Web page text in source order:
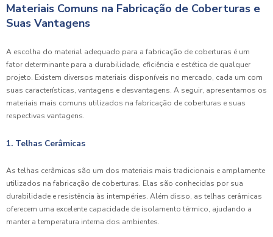
Materiais Comuns na Fabricação de Coberturas e
Suas Vantagens
A escolha do material adequado para a fabricação de coberturas é um
fator determinante para a durabilidade, eficiência e estética de qualquer
projeto. Existem diversos materiais disponíveis no mercado, cada um com
suas características, vantagens e desvantagens. A seguir, apresentamos os
materiais mais comuns utilizados na fabricação de coberturas e suas
respectivas vantagens.
1. Telhas Cerâmicas
As telhas cerâmicas são um dos materiais mais tradicionais e amplamente
utilizados na fabricação de coberturas. Elas são conhecidas por sua
durabilidade e resistência às intempéries. Além disso, as telhas cerâmicas
oferecem uma excelente capacidade de isolamento térmico, ajudando a
manter a temperatura interna dos ambientes.